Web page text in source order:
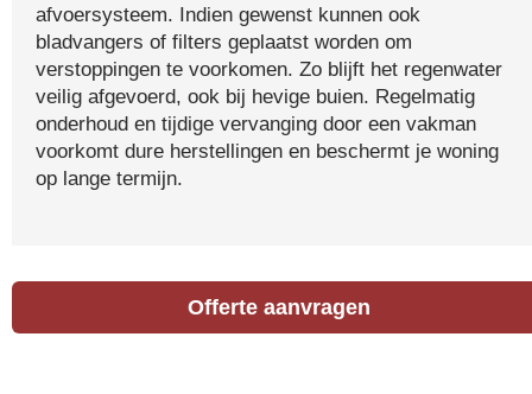
afvoersysteem. Indien gewenst kunnen ook
bladvangers of filters geplaatst worden om
verstoppingen te voorkomen. Zo blijft het regenwater
veilig afgevoerd, ook bij hevige buien. Regelmatig
onderhoud en tijdige vervanging door een vakman
voorkomt dure herstellingen en beschermt je woning
op lange termijn.
Offerte aanvragen